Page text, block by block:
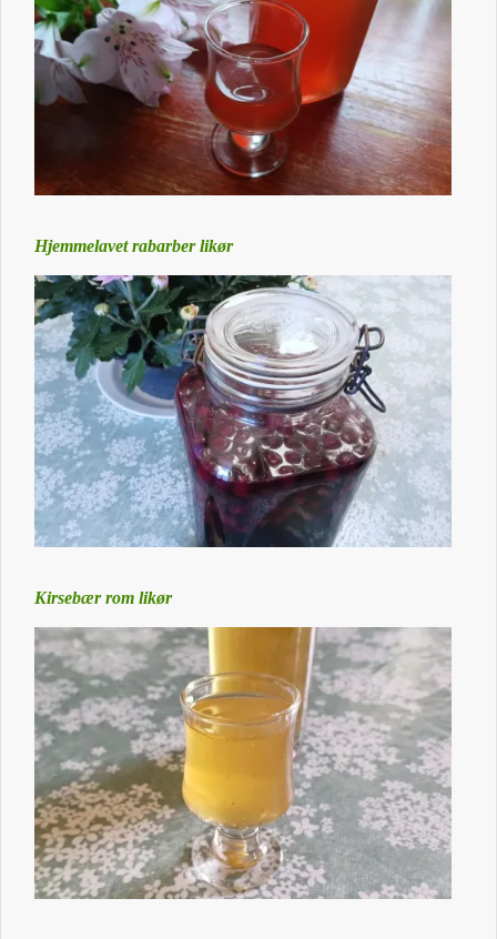
Hjemmelavet rabarber likør
Kirsebær rom likør